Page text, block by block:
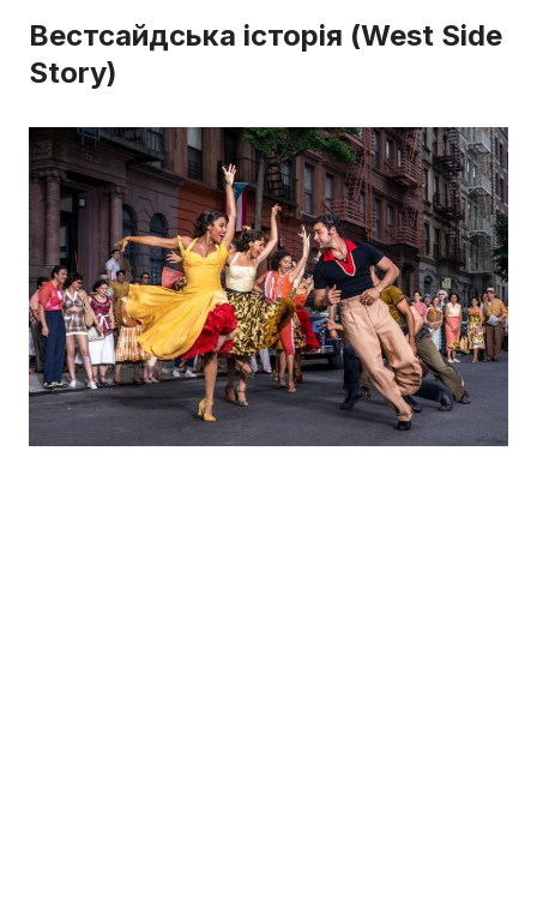
Вестсайдська історія (West Side
Story)